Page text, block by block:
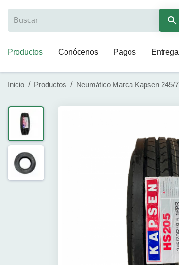
Productos Conócenos Pagos
Inicio / Productos / Neumático Marca Kapsen 245/